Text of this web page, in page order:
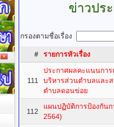
ข่าวปร
กรองตามชื่อเรื่อง
# รายการหัวเรื่อง
111
ประกาศผลคะแนนการ
บริหารส่วนตำบลและ
ตำบลดอนข่อย
112
แผนปฏิบัติการป้องกัน
2564)